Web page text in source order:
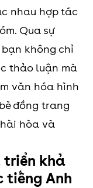
nhau hợp tác
Qua sự
không chỉ
thảo luận mà
văn hóa hình
đồng trang
hòa và
triển khả
tiếng Anh